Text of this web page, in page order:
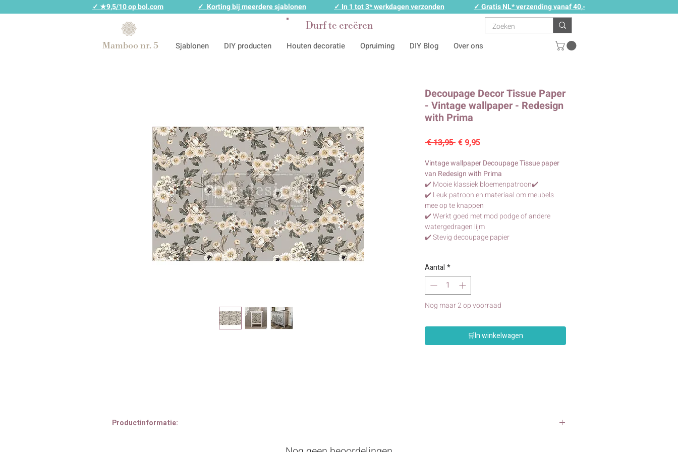
✓ ★9,5/10 op bol.com ✓ Korting bij meerdere sjablonen ✓ In 1 tot 3* werkdagen verzonden ✓ Gratis NL* verzending vanaf 40,-
Mamboo nr. 5
Durf te creëren
Sjablonen DIY producten Houten decoratie Opruiming DIY Blog Over ons
Decoupage Decor Tissue Paper
- Vintage wallpaper - Redesign
with Prima
€ 13,95 Normale
€ 9,95Verkoopprijs
Vintage wallpaper Decoupage Tissue paper
van Redesign with Prima
✔️ Mooie klassiek bloemenpatroon✔️
✔️ Leuk patroon en materiaal om meubels
mee op te knappen
✔️ Werkt goed met mod podge of andere
watergedragen lijm
✔️ Stevig decoupage papier
Aantal *
Nog maar 2 op voorraad
🛒In winkelwagen
Productinformatie: